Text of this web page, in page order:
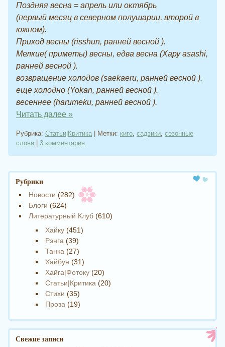
Поздняя весна = апрель или октябрь
(первый месяц в северном полушарии, второй в
южном).
Приход весны (risshun, ранней весной ).
Мелкие( приметы) весны, едва весна (Хару asashi,
ранней весной ).
возвращение холодов (saekaeru, ранней весной ).
еще холодно (Yokan, ранней весной ).
весеннее (harumeku, ранней весной ).
Читать далее »
Рубрика: Статьи|Критика Метки: киго садзики сезонные
слова
3 комментария
Навигация записи
Рубрики
Новости (282)
Блоги (624)
Литературный Клуб (610)
Хайку (451)
Рэнга (39)
Танка (27)
Хайбун (31)
Хайга|Фотоку (20)
Статьи|Критика (20)
Стихи (35)
Проза (19)
Свежие записи